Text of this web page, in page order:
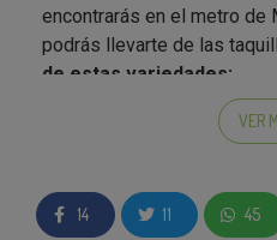
encontrarás en el metro de
podrás llevarte de las
de estas variedades:
Plato preparado
Disfruta de uno de
de la quinoa en
VER
14 11 45